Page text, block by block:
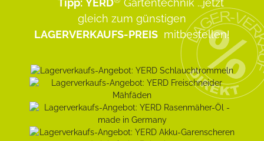
Tipp: YERD Gartentechnik ...jetzt
gleich zum günstigen
LAGERVERKAUFS-PREIS mitbestellen!